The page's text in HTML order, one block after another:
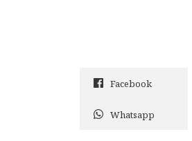
Facebook
Whatsapp